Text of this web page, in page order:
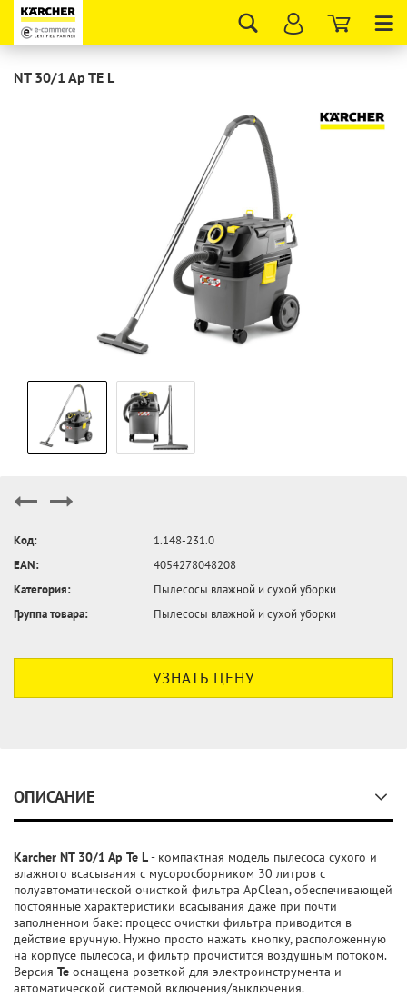
NT 30/1 Ap TE L
Код:
1.148-231.0
EAN:
4054278048208
Категория:
Пылесосы влажной и сухой уборки
Группа товара:
Пылесосы влажной и сухой уборки
УЗНАТЬ ЦЕНУ
ОПИСАНИЕ
Karcher NT 30/1 Ap Te L- компактная модель пылесоса сухого и
влажного всасывания с мусоросборником 30 литров с
полуавтоматической очисткой фильтра ApClean, обеспечивающей
постоянные характеристики всасывания даже при почти
заполненном баке: процесс очистки фильтра приводится в
действие вручную. Нужно просто нажать кнопку, расположенную
на корпусе пылесоса, и фильтр прочистится воздушным потоком.
Версия Te оснащена розеткой для электроинструмента и
автоматической системой включения/выключения.